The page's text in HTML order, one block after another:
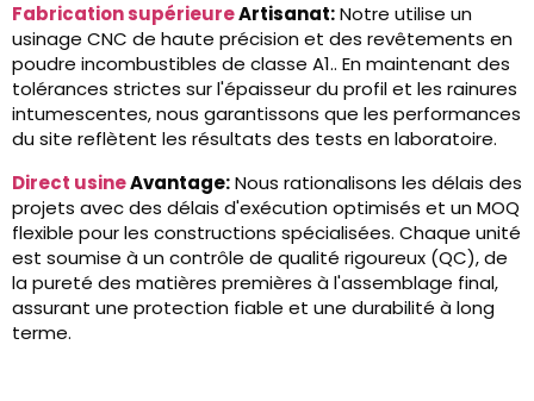
Fabrication supérieureArtisanat:Notre utilise un
usinage CNC de haute précision et des revêtements en
poudre incombustibles de classe A1.. En maintenant des
tolérances strictes sur l'épaisseur du profil et les rainures
intumescentes, nous garantissons que les performances
du site reflètent les résultats des tests en laboratoire.
Direct usineAvantage:Nous rationalisons les délais des
projets avec des délais d'exécution optimisés et un MOQ
flexible pour les constructions spécialisées. Chaque unité
est soumise à un contrôle de qualité rigoureux (QC), de
la pureté des matières premières à l'assemblage final,
assurant une protection fiable et une durabilité à long
terme.